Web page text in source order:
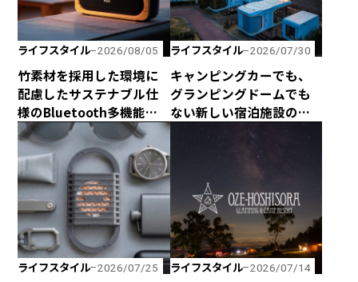
ライフスタイル 2026/08/05
竹素材を採用した環境に
配慮したサステナブル仕
様のBluetooth多機能ス
ピーカー「Get Together
Go」が新登場！
ライフスタイル 2026/07/30
キャンピングカーでも、
グランピングドームでも
ない新しい宿泊施設のカ
タチ！ 海と山に囲まれた
熊野の最新型カプセルハ
ウス「ザ・グランスイー
ト」
ライフスタイル 2026/07/25 ライフスタイル 2026/07/14